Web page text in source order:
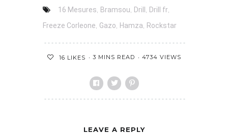
16 Mesures, Bramsou, Drill , Drill fr,
Freeze Corleone, Gazo, Hamza, Rockstar
16 LIKES 3 MINS READ 4734 VIEWS
LEAVE A REPLY